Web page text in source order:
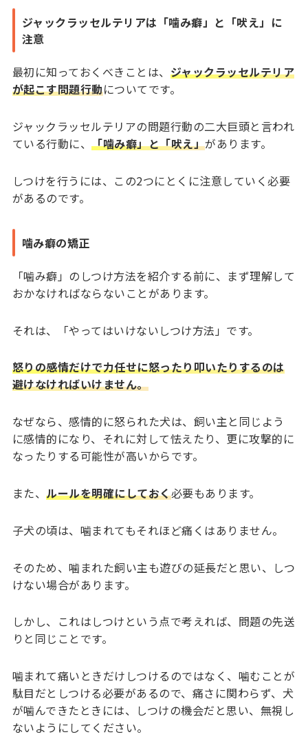
ジャックラッセルテリアは「噛み癖」と「吠え」に
注意
最初に知っておくべきことは、 ジャックラッセルテリア
が起こす問題行動についてです。
ジャックラッセルテリアの問題行動の二大巨頭と言われ
ている行動に、「噛み癖」と「吠え」があります。
しつけを行うには、この2つにとくに注意していく必要
があるのです。
噛み癖の矯正
「噛み癖」のしつけ方法を紹介する前に、まず理解して
おかなければならないことがあります。
それは、「やってはいけないしつけ方法」です。
怒りの感情だけで力任せに怒ったり叩いたりするのは
避けなければいけません。
なぜなら、感情的に怒られた犬は、飼い主と同じよう
に感情的になり、それに対して怯えたり、更に攻撃的に
なったりする可能性が高いからです。
また、ルールを明確にしておく必要もあります。
子犬の頃は、噛まれてもそれほど痛くはありません。
そのため、噛まれた飼い主も遊びの延長だと思い、しつ
けない場合があります。
しかし、これはしつけという点で考えれば、問題の先送
りと同じことです。
噛まれて痛いときだけしつけるのではなく、噛むことが
駄目だとしつける必要があるので、痛さに関わらず、犬
が噛んできたときには、しつけの機会だと思い、無視し
ないようにしてください。